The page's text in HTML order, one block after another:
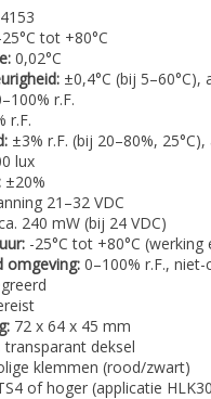
tot +80°C
0,02°C
±0,4°C (bij 5–60°C),
r.F.
r.F.
±3% r.F. (bij 20–80%,
lux
±20%
21–32 VDC
240 mW (bij 24 VDC)
-25°C tot +80°C (werking
omgeving: 0–100% r.F.,
72 x 64 x 45 mm
deksel
klemmen (rood/zwart)
of hoger (applicatie